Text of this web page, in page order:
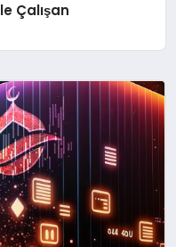
Çalışan